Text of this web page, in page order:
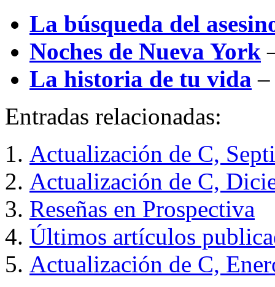
La búsqueda del
Noches de Nueva York
La historia de tu vida –
Entradas relacionadas:
Actualización de C,
Actualización de C,
Reseñas en Prospectiva
Últimos artículos
Actualización de C,